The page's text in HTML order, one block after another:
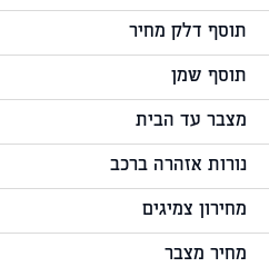
תוסף דלק מחיר
תוסף שמן
מצבר עד הבית
נורות אזהרה ברכב
מחירון צמיגים
מחיר מצבר